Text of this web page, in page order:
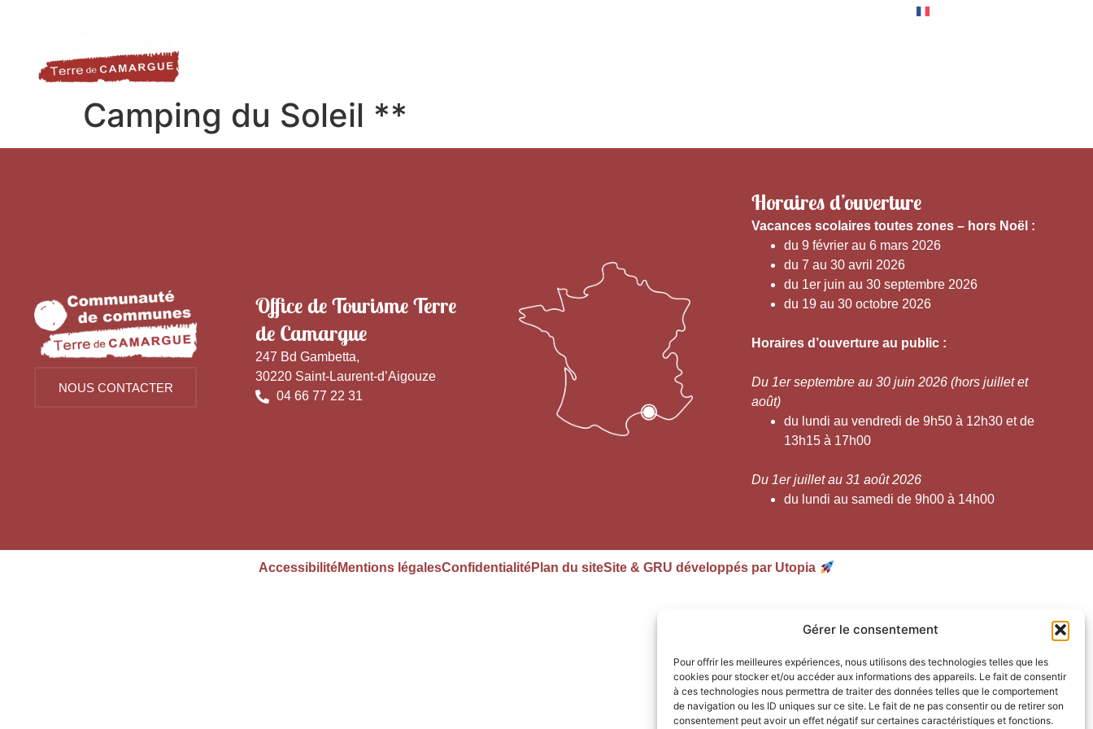
Gérer le consentement
Pour offrir les meilleures expériences, nous utilisons des technologies telles que les
cookies pour stocker et/ou accéder aux informations des appareils. Le fait de consentir
à ces technologies nous permettra de traiter des données telles que le comportement
de navigation ou les ID uniques sur ce site. Le fait de ne pas consentir ou de retirer son
consentement peut avoir un effet négatif sur certaines caractéristiques et fonctions.
Camping du Soleil **
NOUS CONTACTER
Office de Tourisme Terre
de Camargue
247 Bd Gambetta,
30220 Saint-Laurent-d’Aigouze
04 66 77 22 31
Horaires d’ouverture
Vacances scolaires toutes zones – hors Noël :
du 9 février au 6 mars 2026
du 7 au 30 avril 2026
du 1er juin au 30 septembre 2026
du 19 au 30 octobre 2026
Horaires d’ouverture au public :
Du 1er septembre au 30 juin 2026 (hors juillet et
août)
du lundi au vendredi de 9h50 à 12h30 et de
13h15 à 17h00
Du 1er juillet au 31 août 2026
du lundi au samedi de 9h00 à 14h00
AccessibilitéMentions légalesConfidentialitéPlan du siteSite & GRU développés par Utopia